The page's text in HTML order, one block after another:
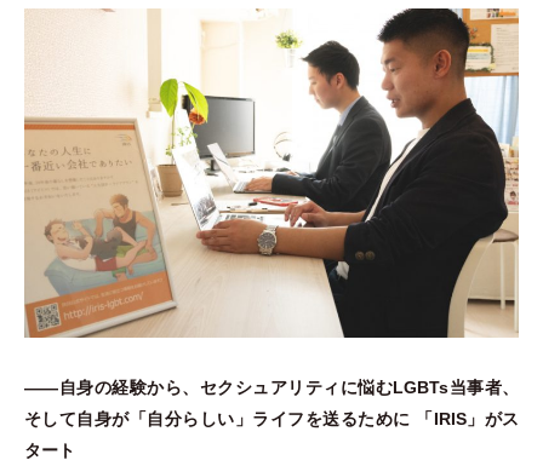
――自身の経験から、セクシュアリティに悩むLGBTs当事者、
そして自身が「自分らしい 」 ライフを送るために 「IRIS」 がス
タート